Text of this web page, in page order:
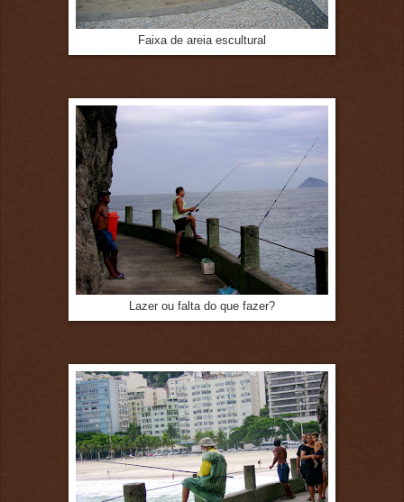
Faixa de areia escultural
Lazer ou falta do que fazer?